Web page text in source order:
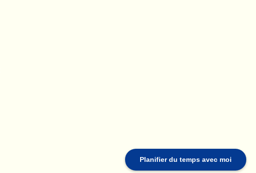
Planifier du temps avec moi